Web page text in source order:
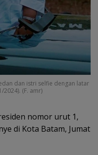
dan istri selfie dengan latar
2024). (F. amr)
nomor urut 1,
di Kota Batam, Jumat